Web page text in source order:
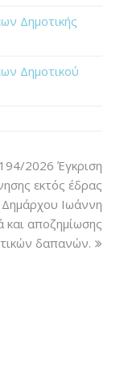
Δημοτικής
Δημοτικού
2026 Έγκριση
εκτός έδρας
Ιωάννη
και αποζημίωσης
δαπανών.